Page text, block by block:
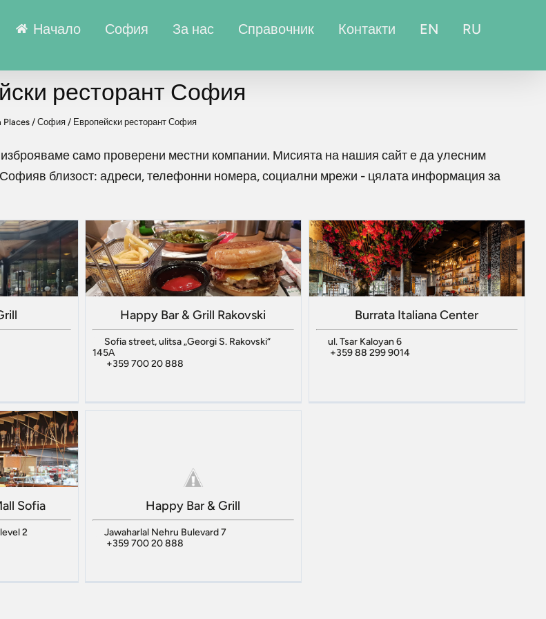
Начало София За нас Справочник Контакти EN RU
ресторант София
Places/ София/ Европейски ресторант София
само проверени местни компании. Мисията на нашия сайт е да улесним
Софияв близост: адреси, телефонни номера, социални мрежи - цялата информация за
Happy Bar & Grill Rakovski
Sofia street, ulitsa „Georgi S. Rakovski“
145А
+359 700 20 888
Burrata Italiana Center
ul. Tsar Kaloyan 6
+359 88 299 9014
Sofia
2
Happy Bar & Grill
Jawaharlal Nehru Bulevard 7
+359 700 20 888